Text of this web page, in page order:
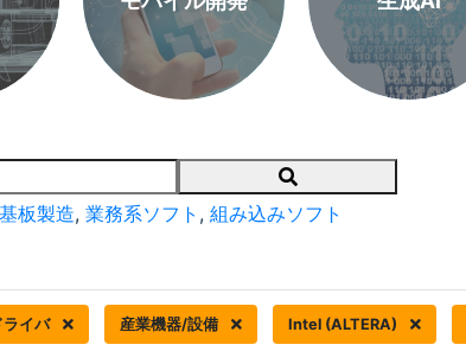
Search
基板製造, 業務系ソフト , 組み込みソフト
ライバ 産業機器/設備 Intel (ALTERA)